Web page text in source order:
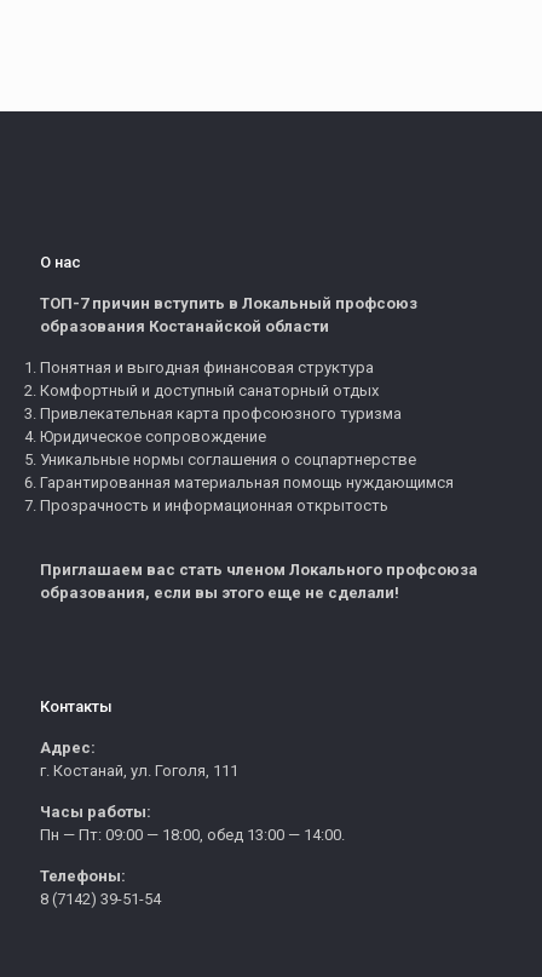
О нас
ТОП-7 причин вступить в Локальный профсоюз
образования Костанайской области
Понятная и выгодная финансовая структура
Комфортный и доступный санаторный отдых
Привлекательная карта профсоюзного туризма
Юридическое сопровождение
Уникальные нормы соглашения о соцпартнерстве
Гарантированная материальная помощь нуждающимся
Прозрачность и информационная открытость
Приглашаем вас стать членом Локального профсоюза
образования, если вы этого еще не сделали!
Контакты
Адрес:
г. Костанай, ул. Гоголя, 111
Часы работы:
Пн — Пт: 09:00 — 18:00, обед 13:00 — 14:00.
Телефоны:
8 (7142) 39-51-54